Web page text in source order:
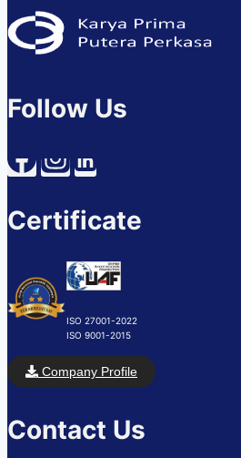
Follow Us
Certificate
ISO 27001-2022
ISO 9001-2015
Company Profile
Contact Us